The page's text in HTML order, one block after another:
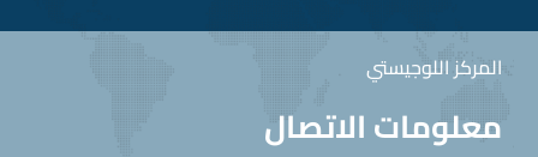
المركز اللوجيستي
معلومات الاتصال